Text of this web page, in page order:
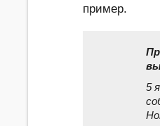
пример.
5